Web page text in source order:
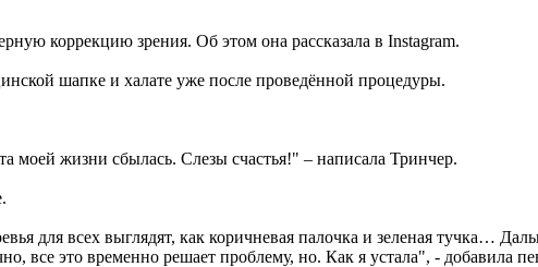
коррекцию зрения. Об этом она рассказала в Instagram.
шапке и халате уже после проведённой процедуры.
моей жизни сбылась. Слезы счастья!" – написала Тринчер.
для всех выглядят, как коричневая палочка и зеленая тучка…
все это временно решает проблему, но. Как я устала", - добавила